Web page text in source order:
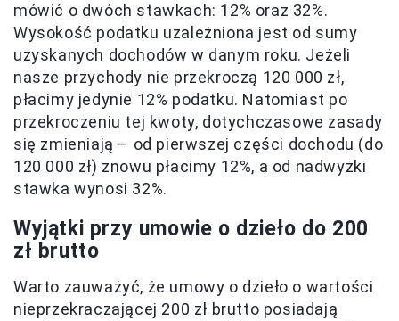
mówić o dwóch stawkach: 12% oraz 32%.
Wysokość podatku uzależniona jest od sumy
uzyskanych dochodów w danym roku. Jeżeli
nasze przychody nie przekroczą 120 000 zł,
płacimy jedynie 12% podatku. Natomiast po
przekroczeniu tej kwoty, dotychczasowe zasady
się zmieniają – od pierwszej części dochodu (do
120 000 zł) znowu płacimy 12%, a od nadwyżki
stawka wynosi 32%.
Wyjątki przy umowie o dzieło do 200
zł brutto
Warto zauważyć, że umowy o dzieło o wartości
nieprzekraczającej 200 zł brutto posiadają